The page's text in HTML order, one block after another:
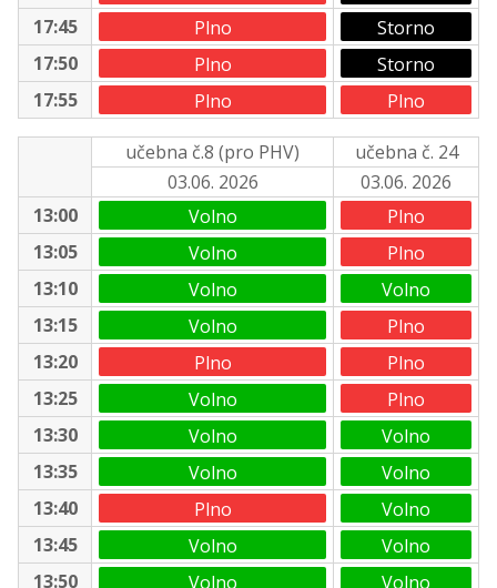
17:45
Plno
Storno
17:50
Plno
Storno
17:55
Plno Plno
učebna č.8 (pro PHV)
učebna č. 24
03.06. 2026
03.06. 2026
13:00
Volno
Plno
13:05
Volno
Plno
13:10
Volno
Volno
13:15
Volno
Plno
13:20
Plno
Plno
13:25
Volno
Plno
13:30
Volno
Volno
13:35
Volno
Volno
13:40
Plno
Volno
13:45
Volno
Volno
13:50
Volno Volno